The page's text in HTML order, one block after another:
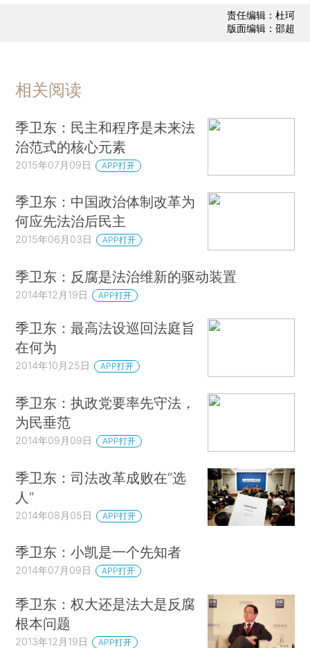
责任编辑：杜珂
版面编辑：邵超
相关阅读
季卫东：民主和程序是未来法
治范式的核心元素
2015年07月09日 APP打开
季卫东：中国政治体制改革为
何应先法治后民主
2015年06月03日 APP打开
季卫东：反腐是法治维新的驱动装置
2014年12月19日 APP打开
季卫东：最高法设巡回法庭旨
在何为
2014年10月25日 APP打开
季卫东：执政党要率先守法，
为民垂范
2014年09月09日 APP打开
季卫东：司法改革成败在“选
人”
2014年08月05日 APP打开
季卫东：小凯是一个先知者
2014年07月09日 APP打开
季卫东：权大还是法大是反腐
根本问题
2013年12月19日 APP打开